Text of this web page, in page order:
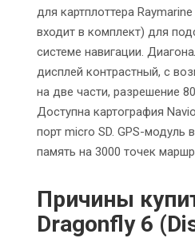
для картплоттера
входит в комплект) для
системе навигации.
дисплей контрастный, с
на две части, разрешение
Доступна картография
порт micro SD. GPS-модуль
память на 3000 точек
Причины
Dragonfly 6